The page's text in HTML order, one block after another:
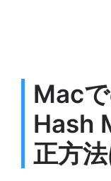
Mac
Hash
正方法